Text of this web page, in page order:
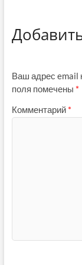
Ваш адрес email
поля помечены *
Комментарий *